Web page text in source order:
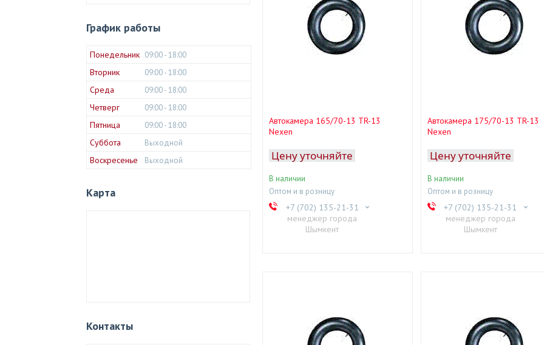
Автокамера 165/70-13 TR-13
Nexen
Цену уточняйте
В наличии
Оптом и в розницу
+7 (702) 135-21-31
менеджер города
Шымкент
Автокамера 175/70-13 TR-13
Nexen
Цену уточняйте
В наличии
Оптом и в розницу
+7 (702) 135-21-31
менеджер города
Шымкент
График работы
Понедельник 09:00 18:00
Вторник 09:00 18:00
Среда 09:00 18:00
Четверг 09:00 18:00
Пятница 09:00 18:00
Суббота Выходной
Воскресенье Выходной
Карта
Контакты